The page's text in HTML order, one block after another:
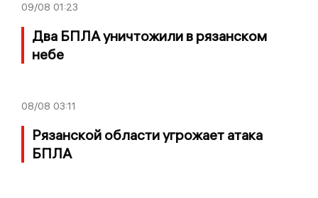
09/08 01:23
Два БПЛА уничтожили в рязанском
небе
08/08 03:11
Рязанской области угрожает атака
БПЛА